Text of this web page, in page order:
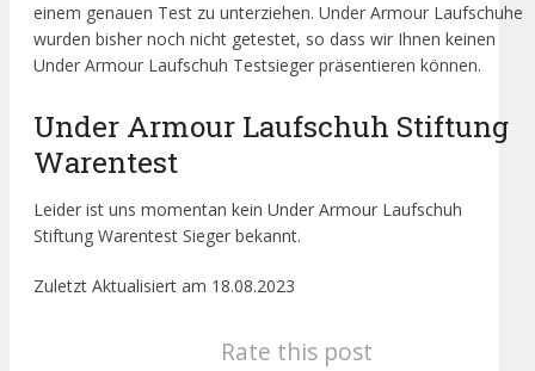
einem genauen Test zu unterziehen. Under Armour Laufschuhe
wurden bisher noch nicht getestet, so dass wir Ihnen keinen
Under Armour Laufschuh Testsieger präsentieren können.
Under Armour Laufschuh Stiftung
Warentest
Leider ist uns momentan kein Under Armour Laufschuh
Stiftung Warentest Sieger bekannt.
Zuletzt Aktualisiert am 18.08.2023
Rate this post